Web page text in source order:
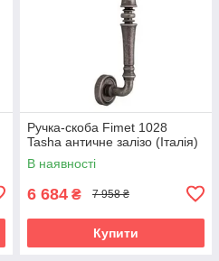
Ручка-скоба Fimet 1028
Tasha античне залізо (Італія)
В наявності
6 684 ₴ 7 958 ₴
Купити